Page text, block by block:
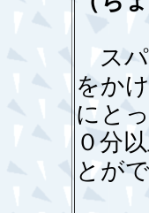
スパ
をか
にと
０分
とが